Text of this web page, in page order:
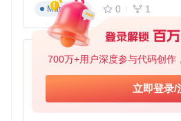
700万+用户深度参与代码创作
立即登录/
反爬虫规避
⚠️ Boss直聘平台建议每小时刷
统限制
五、未来迭代路线
5.1 功能演进规划
Markdown
0 1
py-xiaozhi
Python
0 1